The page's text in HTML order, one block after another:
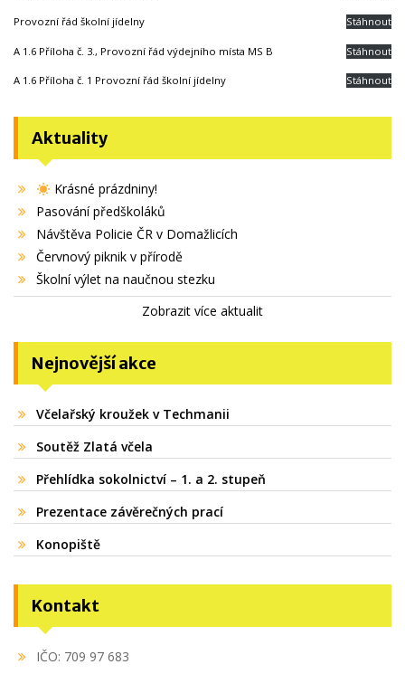
Provozní řád školní jídelny Stáhnout
A 1.6 Příloha č. 3., Provozní řád výdejního místa MS B Stáhnout
A 1.6 Příloha č. 1 Provozní řád školní jídelny Stáhnout
Aktuality
Krásné prázdniny!
Pasování předškoláků
Návštěva Policie ČR v Domažlicích
Červnový piknik v přírodě
Školní výlet na naučnou stezku
Zobrazit více aktualit
Nejnovější akce
Včelařský kroužek v Techmanii
Soutěž Zlatá včela
Přehlídka sokolnictví – 1. a 2. stupeň
Prezentace závěrečných prací
Konopiště
Kontakt
IČO: 709 97 683